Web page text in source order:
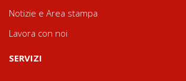
Notizie e Area stampa
Lavora con noi
SERVIZI